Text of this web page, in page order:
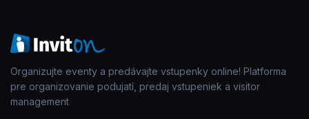
Organizujte eventy a predávajte vstupenky online! Platforma
pre organizovanie podujatí, predaj vstupeniek a visitor
management